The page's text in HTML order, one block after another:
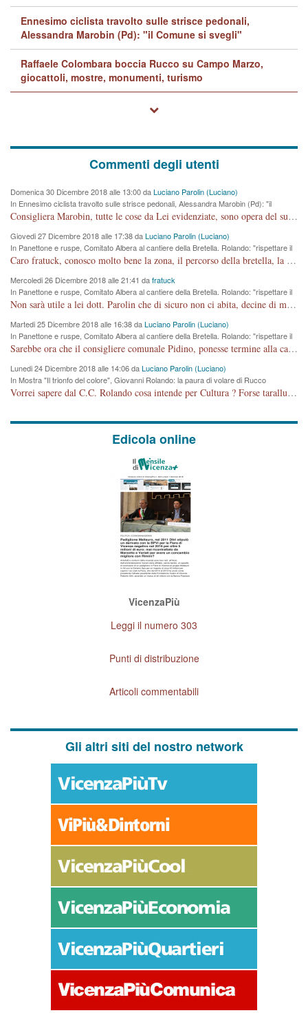
Ennesimo ciclista travolto sulle strisce pedonali,
Alessandra Marobin (Pd): "il Comune si svegli"
Raffaele Colombara boccia Rucco su Campo Marzo,
giocattoli, mostre, monumenti, turismo
Commenti degli utenti
Domenica 30 Dicembre 2018 alle 13:00 daLuciano Parolin (Luciano)
In Ennesimo ciclista travolto sulle strisce pedonali, Alessandra Marobin (Pd): "il
Comune si svegli"
Consigliera Marobin, tutte le cose da Lei evidenziate, sono opera del suo ex Assessore e compagno di Partito Antonio Marco Dalla Pozza Assessore alla "progettazione" di piste ciclabili e altre porcherie. A lui manderei il conto da saldare per incidenti e danni alle persone. E' ora che "finiamola." Avete perso rassegnatevi. qui IL SINDACO RUCCO NON C'ENTRA PER NIENTE. CAPITO!!!!!!!! Amen.
Giovedi 27 Dicembre 2018 alle 17:38 daLuciano Parolin (Luciano)
In Panettone e ruspe, Comitato Albera al cantiere della Bretella. Rolando: "rispettare il
cronoprogramma"
Caro fratuck, conosco molto bene la zona, il percorso della bretella, la situazione dei cittadini, abito in Viale Trento. A partire dal 2003 ho partecipato al Comitato di Maddalene pro bretella, e a riunioni propositive per apportare modifiche al progetto. Numerose mie foto del territorio sono arrivate a Roma, altri miei interventi (non graditi dalla Sx) sono stati pubblicati dal GdV, assieme ad altri come Ciro Asproso, ora favorevole alla bretella. Ho partecipato alla raccolta firme per la chiusura della strada x 5 giorni eseguita dal Sindaco Hullwech per sforamento 180 Micro/g. Pertanto come impegno per la tematica sono apposto con la coscienza. Ora il Progetto è partito, fine! Voglio dire che la nuova Giunta "comunale" non c'entra più. L'opera sarà "malauguratamente" eseguita, ma non con il mio placet. Il Consigliere Comunale dovrebbe capire che la campagna elettorale è finita, con buona pace di tutti. Quello che invece dovrebbe interessare è la proprietà della strada, dall'uscita autostradale Ovest, sino alla Rotatoria dell'Albara, vi sono tre possessori: Autostrade SpA; La Provincia, il Comune. Come la mettiamo per il futuro ? I costi, da 50 sono saliti a 100 milioni di € come dire 20 milioni a KM (!) da non credere. Comunque si farà. Ma nessuno canti Vittoria, anzi meglio non farne un ulteriore fatto "partitico" per questioni elettorali o di seggio. Se mi manda la sua mail, sono disponibile ad inviare i documenti e le foto sopra descritte. Con ossequi, Luciano Parolin
Mercoledi 26 Dicembre 2018 alle 21:41 dafratuck
In Panettone e ruspe, Comitato Albera al cantiere della Bretella. Rolando: "rispettare il
cronoprogramma"
Non sarà utile a lei dott. Parolin che di sicuro non ci abita, decine di migliaia di TIR, automobili e padroncini che passano quotidianamente per una strada appena rotabile, non è più possibile stendere i panni, attraversare la strada senza rischiare la morte, le case stanno crepando, i tempi sono cambiati e la bretella non passerà assolutamente per maddalene (ma cosa sta a dire?!), dia invece responsabilità a chi ha costruito tagliando la strada che doveva invece terminare a isola vicentina e non al moracchino lasciando Motta di Costabissara ancora in panne di traffico. I tempi sono cambiati dottore e se l'anagrafe della vita stagna nell'essere umano impressioni conservatrici, la società non le considera perchè va avanti, si industrializza e ha bisogno di infrastrutture e di sviluppo. Ultima considerazione, se è geloso di Rolando perchè vede in lui solo campagne politiche mentre si difendono i SOLI diritti dei cittadini, la preghiamo faccia considerazioni più appropriate. Saluti e complimenti per i suoi scritti.
Martedi 25 Dicembre 2018 alle 16:38 daLuciano Parolin (Luciano)
In Panettone e ruspe, Comitato Albera al cantiere della Bretella. Rolando: "rispettare il
cronoprogramma"
Sarebbe ora che il consigliere comunale Pidino, ponesse termine alla campagna elettorale nel territorio del suo seggio Villaggio del Sole. La tiraca è iniziata, distruggerà 6 km di prateria ovest della città, ricca di fonti e sorgenti d'acqua. I cittadini di Maddalene non avranno più Pace la notte. Molta colpa per la costruzione di questa Strada è proprio del signor Rolando,dei suoi gazebo mobili e che vuol far passare questa opera VANDALICA come progetto "utile" a chi ? Non è cosa seria sig. Rolando!
Lunedi 24 Dicembre 2018 alle 14:06 daLuciano Parolin (Luciano)
In Mostra "Il trionfo del colore", Giovanni Rolando: la paura di volare di Rucco
Vorrei sapere dal C.C. Rolando cosa intende per Cultura ? Forse tarallucci, vino e sagre, o spaghetti tricolori del PD ? Il continuo (s)parlare della mostra a Palazzo Chiericati caro consigliere DANNEGGIA FORTEMENTE l'immagine della città TUTTA e fa deviare i consensi che in RUSSIA (badi bene ex U.R.S.S.) sono ECCELLENTI. A livello artistico l'evento è di alta Valenza culturale, COMPITO di Tutta la Cittadinanza fare il possibile per propagandare l'iniziativa senza farne UN CASO PARTITICO come fa Lei da sempre. Meno Gazebo + Partecipazione! E così sia. Amen.
Edicola online
VicenzaPiù
Leggi il numero 303
Punti di distribuzione
Articoli commentabili
Gli altri siti del nostro network